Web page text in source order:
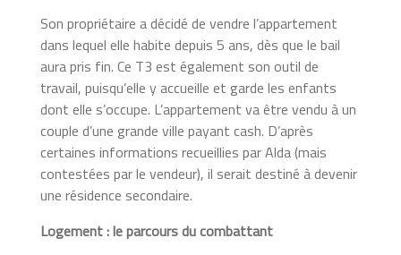
Son propriétaire a décidé de vendre l’appartement
dans lequel elle habite depuis 5 ans, dès que le bail
aura pris fin. Ce T3 est également son outil de
travail, puisqu’elle y accueille et garde les enfants
dont elle s’occupe. L’appartement va être vendu à un
couple d’une grande ville payant cash. D’après
certaines informations recueillies par Alda (mais
contestées par le vendeur), il serait destiné à devenir
une résidence secondaire.
Logement : le parcours du combattant